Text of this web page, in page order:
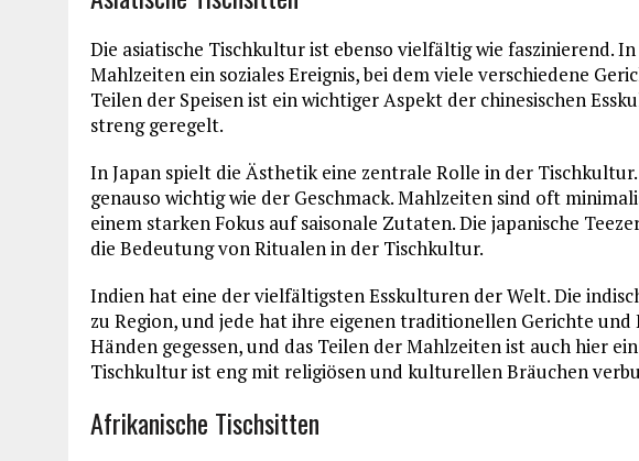
Die asiatische Tischkultur ist ebenso vielfältig wie faszinierend. In
Mahlzeiten ein soziales Ereignis, bei dem viele verschiedene
Teilen der Speisen ist ein wichtiger Aspekt der chinesischen
streng geregelt.
In Japan spielt die Ästhetik eine zentrale Rolle in der
genauso wichtig wie der Geschmack. Mahlzeiten sind oft
einem starken Fokus auf saisonale Zutaten. Die japanische
die Bedeutung von Ritualen in der Tischkultur.
Indien hat eine der vielfältigsten Esskulturen der Welt. Die
zu Region, und jede hat ihre eigenen traditionellen Gerichte
Händen gegessen, und das Teilen der Mahlzeiten ist auch hier
Tischkultur ist eng mit religiösen und kulturellen Bräuchen
Afrikanische Tischsitten